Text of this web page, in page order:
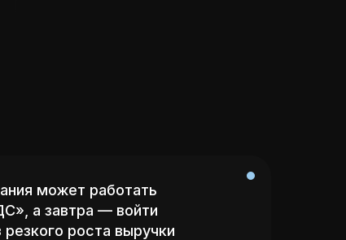
может работать
а завтра — войти
роста выручки